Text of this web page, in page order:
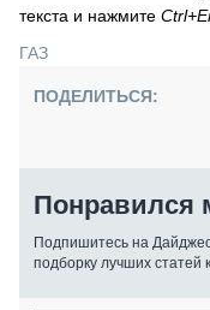
текста и нажмите
ГАЗ
ПОДЕЛИТЬСЯ:
Понравился
Подпишитесь на
подборку лучших статей